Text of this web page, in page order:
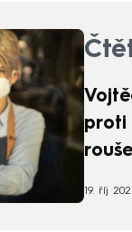
proti
19. říj